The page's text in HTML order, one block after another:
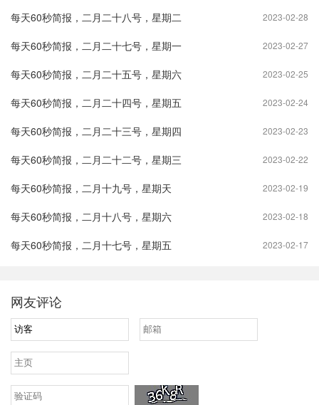
2023-02-28
每天60秒简报，二月二十八号，星期二
2023-02-27
每天60秒简报，二月二十七号，星期一
2023-02-25
每天60秒简报，二月二十五号，星期六
2023-02-24
每天60秒简报，二月二十四号，星期五
2023-02-23
每天60秒简报，二月二十三号，星期四
2023-02-22
每天60秒简报，二月二十二号，星期三
2023-02-19
每天60秒简报，二月十九号，星期天
2023-02-18
每天60秒简报，二月十八号，星期六
2023-02-17
每天60秒简报，二月十七号，星期五
网友评论